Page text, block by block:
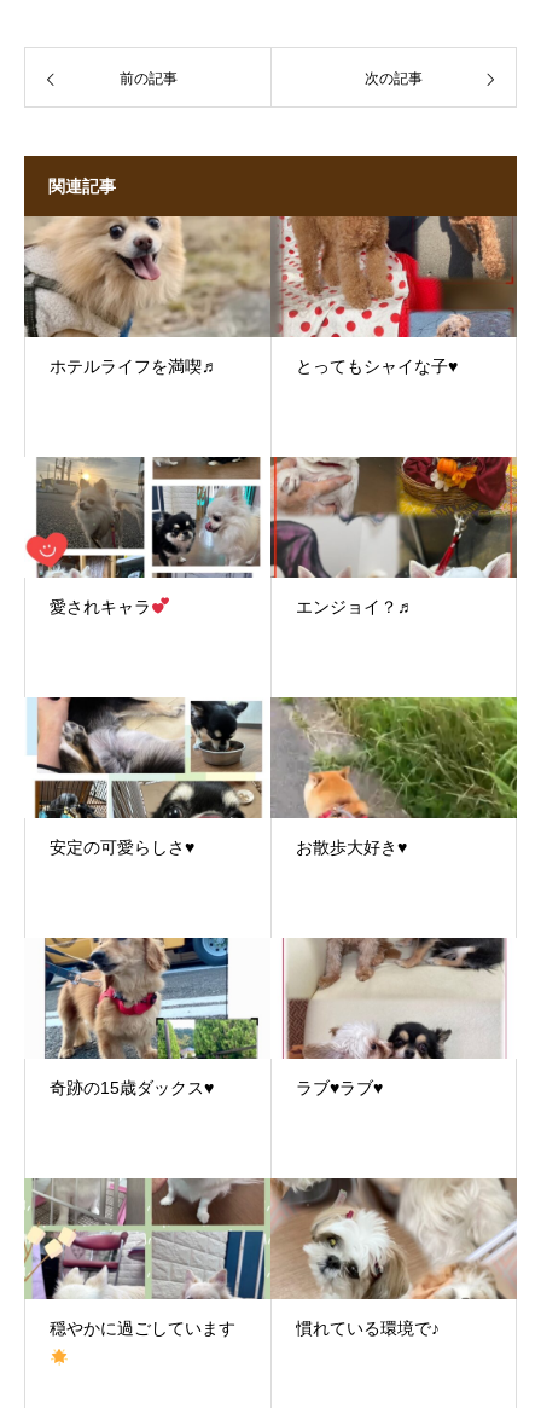
前の記事 次の記事
関連記事
ホテルライフを満喫♬ とってもシャイな子♥
愛されキャラ エンジョイ？♬
安定の可愛らしさ♥ お散歩大好き♥
奇跡の15歳ダックス♥ ラブ♥ラブ♥
穏やかに過ごしています 慣れている環境で♪